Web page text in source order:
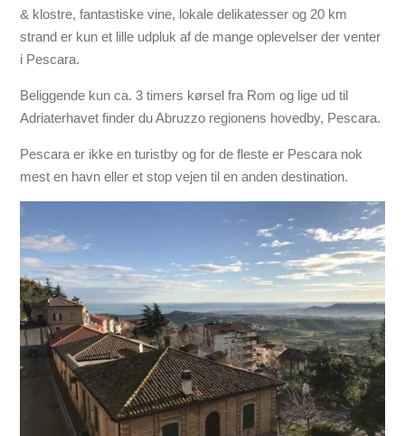
& klostre, fantastiske vine, lokale delikatesser og 20 km
strand er kun et lille udpluk af de mange oplevelser der venter
i Pescara.
Beliggende kun ca. 3 timers kørsel fra Rom og lige ud til
Adriaterhavet finder du Abruzzo regionens hovedby, Pescara.
Pescara er ikke en turistby og for de fleste er Pescara nok
mest en havn eller et stop vejen til en anden destination.